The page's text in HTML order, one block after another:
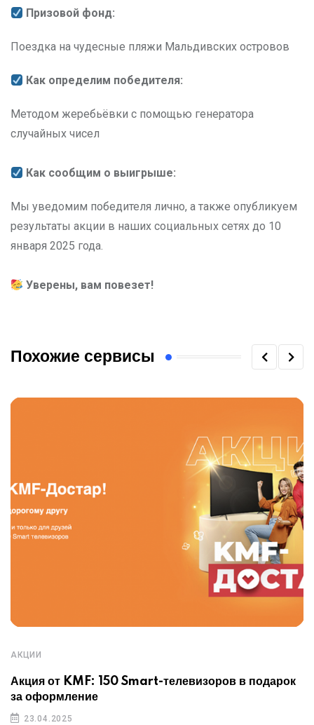
Призовой фонд:
Поездка на чудесные пляжи Мальдивских островов
Как определим победителя:
Методом жеребьёвки с помощью генератора
случайных чисел
Как сообщим о выигрыше:
Мы уведомим победителя лично, а также опубликуем
результаты акции в наших социальных сетях до 10
января 2025 года.
Уверены, вам повезет!
Похожие сервисы
АКЦИИ
Акция от KMF: 150 Smart-телевизоров в подарок
за оформление
23.04.2025